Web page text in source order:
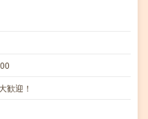
歓迎！